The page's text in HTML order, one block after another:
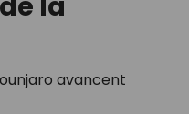
avancent